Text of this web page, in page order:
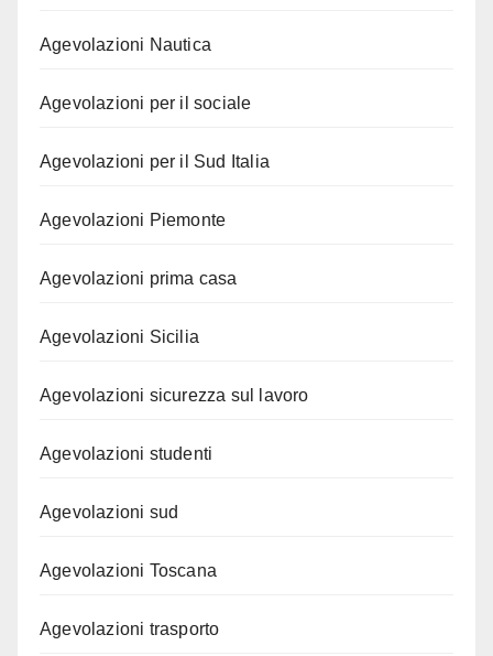
Agevolazioni Nautica
Agevolazioni per il sociale
Agevolazioni per il Sud Italia
Agevolazioni Piemonte
Agevolazioni prima casa
Agevolazioni Sicilia
Agevolazioni sicurezza sul lavoro
Agevolazioni studenti
Agevolazioni sud
Agevolazioni Toscana
Agevolazioni trasporto